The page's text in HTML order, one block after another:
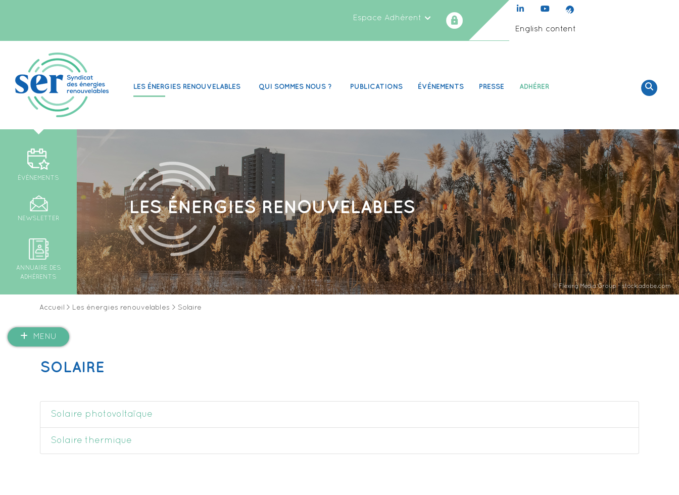
Espace Adhérent
English content
LES ÉNERGIES RENOUVELABLES QUI SOMMES NOUS ? PUBLICATIONS ÉVÉNEMENTS PRESSE ADHÉRER
ÉVÉNEMENTS
NEWSLETTER
ANNUAIRE DES
ADHÉRENTS
LES ÉNERGIES RENOUVELABLES
© Flexing Media Group - stock.adobe.com
Accueil > Les énergies renouvelables > Solaire
MENU
SOLAIRE
Solaire photovoltaïque
Solaire thermique